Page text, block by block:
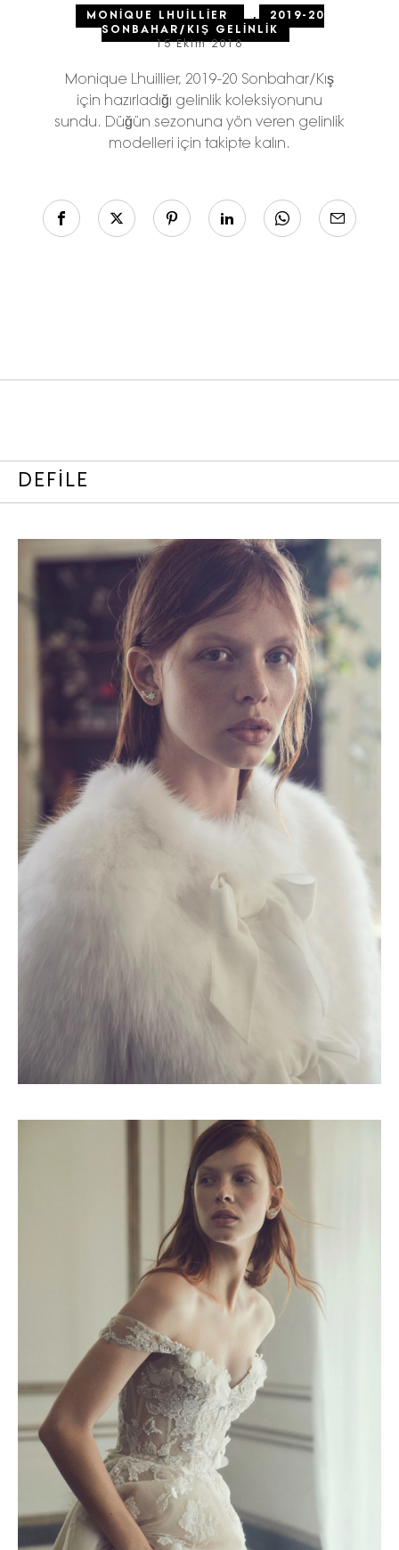
MONIQUE LHUILLIER ,
2019-20
SONBAHAR/KIŞ GELINLIK
15 Ekim 2018
Monique Lhuillier, 2019-20 Sonbahar/Kış
için hazırladığı gelinlik koleksiyonunu
sundu. Düğün sezonuna yön veren gelinlik
modelleri için takipte kalın.
DEFİLE